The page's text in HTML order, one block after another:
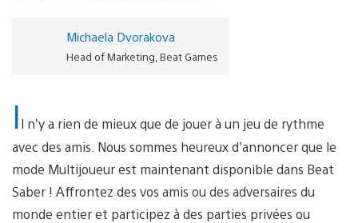
Michaela Dvorakova
Head of Marketing, Beat Games
Il n’y a rien de mieux que de jouer à un jeu de rythme
avec des amis. Nous sommes heureux d’annoncer que le
mode Multijoueur est maintenant disponible dans Beat
Saber ! Affrontez des vos amis ou des adversaires du
monde entier et participez à des parties privées ou